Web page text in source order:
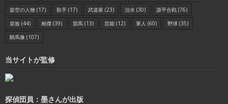
架空の人物 (17) 歌手 (17) 武道家 (23) 治水 (30) 源平合戦 (76)
皇族 (44) 相撲 (39) 競馬 (13) 芸能 (12) 軍人 (60) 野球 (35)
騎馬像 (107)
当サイトが監修
探偵団員：墨さんが出版